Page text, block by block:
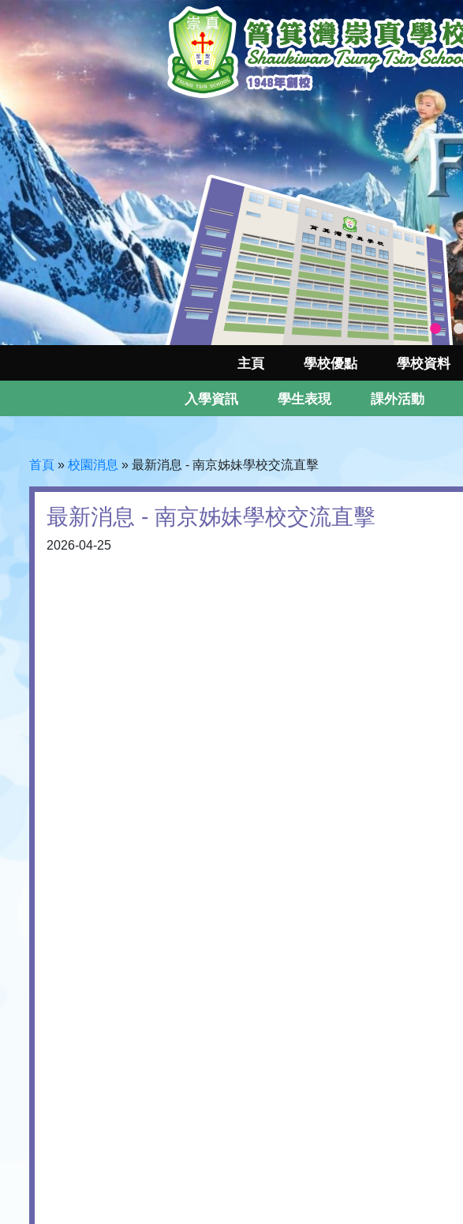
主頁 學校優點 學校資料
入學資訊 學生表現 課外活動
首頁 » 校園消息 » 最新消息 - 南京姊妹學校交流直擊
最新消息 - 南京姊妹學校交流直擊
2026-04-25